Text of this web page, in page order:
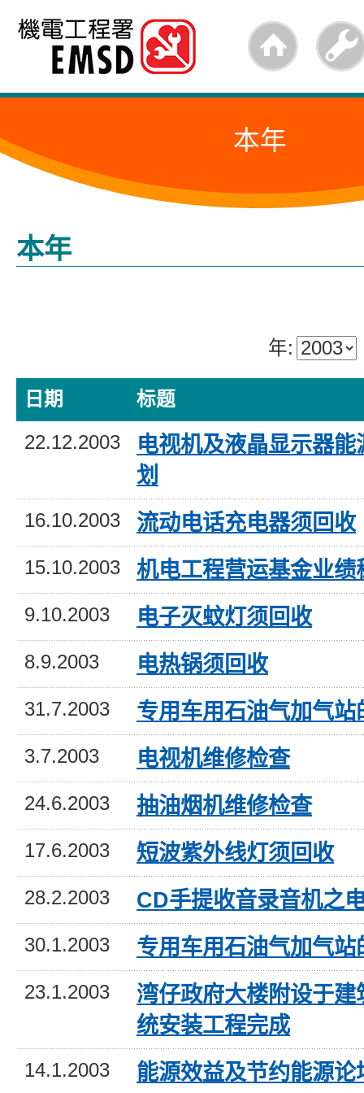
跳
内
的
始
本年
本年
年:
日期 标题
22.12.2003
电视机及液晶显示器
划
16.10.2003 流动电话充电器须回收
15.10.2003 机电工程营运基金业绩
9.10.2003 电子灭蚊灯须回收
8.9.2003 电热锅须回收
31.7.2003 专用车用石油气加气站
3.7.2003 电视机维修检查
24.6.2003 抽油烟机维修检查
17.6.2003 短波紫外线灯须回收
28.2.2003 CD手提收音录音机之
30.1.2003 专用车用石油气加气站
23.1.2003
湾仔政府大楼附设于建
统安装工程完成
14.1.2003 能源效益及节约能源论